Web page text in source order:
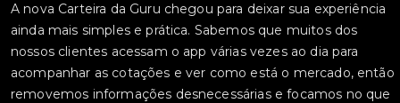
A nova Carteira da Guru chegou para deixar sua experiência
ainda mais simples e prática. Sabemos que muitos dos
nossos clientes acessam o app várias vezes ao dia para
acompanhar as cotações e ver como está o mercado, então
removemos informações desnecessárias e focamos no que